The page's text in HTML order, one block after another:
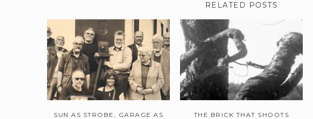
RELATED POSTS
SUN AS STROBE, GARAGE AS
THE BRICK THAT SHOOTS